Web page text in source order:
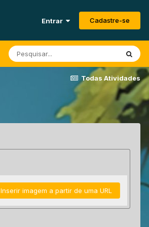
Entrar Cadastre-se
Todas Atividades
Inserir imagem a partir de uma URL